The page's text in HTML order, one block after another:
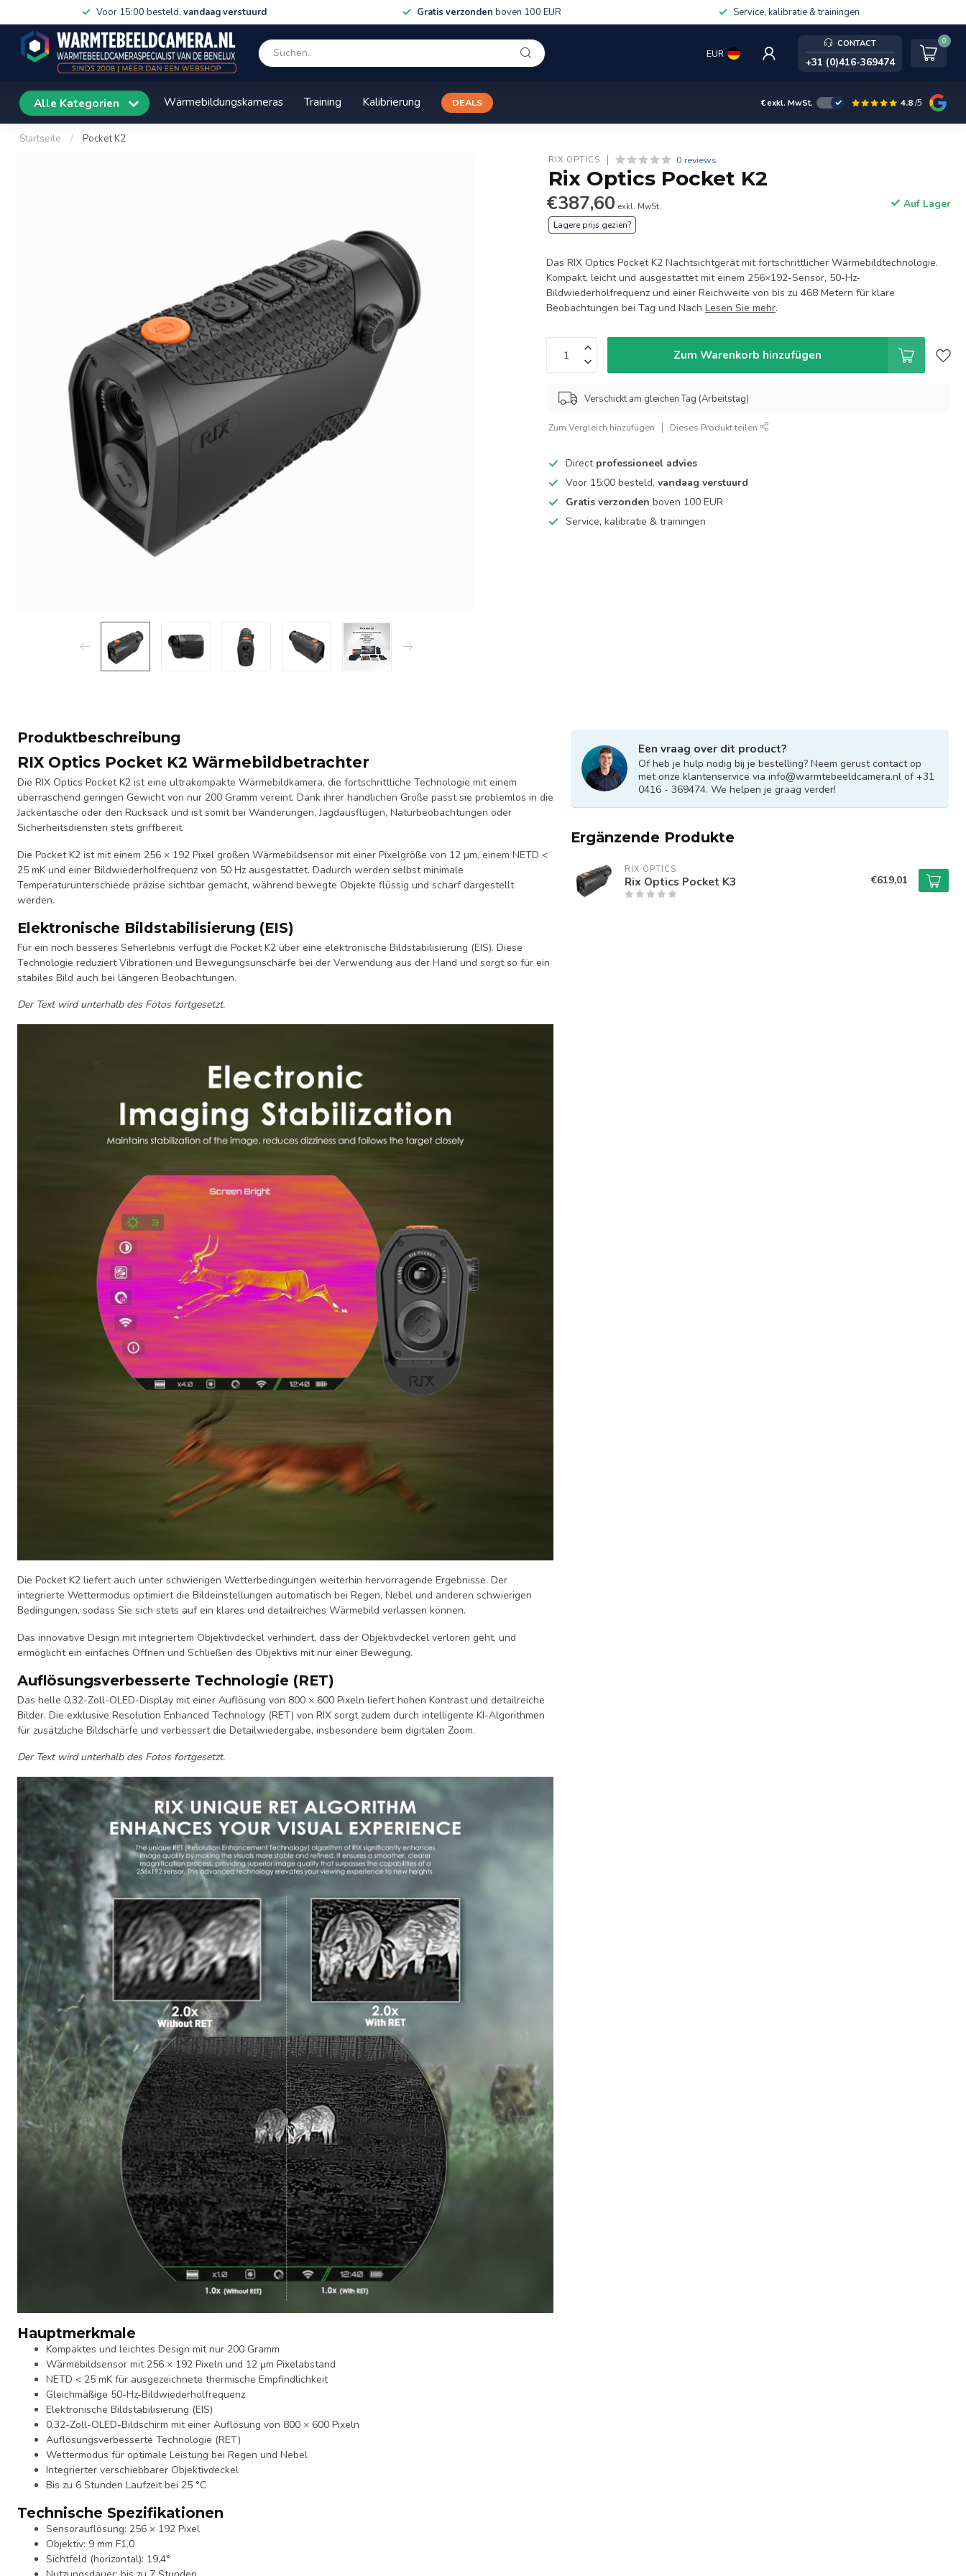
Voor 15:00 besteld, vandaag verstuurd Gratis verzonden boven 100 EUR Service, kalibratie & trainingen
EUR
CONTACT
+31 (0)416-369474
0
Alle Kategorien Wärmebildungskameras Training Kalibrierung DEALS €exkl. MwSt. 4.8/5
Startseite / Pocket K2
RIX OPTICS 0 reviews
Rix Optics Pocket K2
€387,60 exkl. MwSt. Auf Lager
Lagere prijs gezien?
Das RIX Optics Pocket K2 Nachtsichtgerät mit fortschrittlicher Wärmebildtechnologie.
Kompakt, leicht und ausgestattet mit einem 256×192-Sensor, 50-Hz-
Bildwiederholfrequenz und einer Reichweite von bis zu 468 Metern für klare
Beobachtungen bei Tag und NachLesen Sie mehr.
Zum Warenkorb hinzufügen
Verschickt am gleichen Tag (Arbeitstag)
Zum Vergleich hinzufügen Dieses Produkt teilen
Direct professioneel advies
Voor 15:00 besteld,vandaag verstuurd
Gratis verzonden boven 100 EUR
Service, kalibratie & trainingen
Produktbeschreibung
RIX Optics Pocket K2 Wärmebildbetrachter
Die RIX Optics Pocket K2 ist eine ultrakompakte Wärmebildkamera, die fortschrittliche Technologie mit einem
überraschend geringen Gewicht von nur 200 Gramm vereint. Dank ihrer handlichen Größe passt sie problemlos in die
Jackentasche oder den Rucksack und ist somit bei Wanderungen, Jagdausflügen, Naturbeobachtungen oder
Sicherheitsdiensten stets griffbereit.
Die Pocket K2 ist mit einem 256 × 192 Pixel großen Wärmebildsensor mit einer Pixelgröße von 12 μm, einem NETD <
25 mK und einer Bildwiederholfrequenz von 50 Hz ausgestattet. Dadurch werden selbst minimale
Temperaturunterschiede präzise sichtbar gemacht, während bewegte Objekte flüssig und scharf dargestellt
werden.
Elektronische Bildstabilisierung (EIS)
Für ein noch besseres Seherlebnis verfügt die Pocket K2 über eine elektronische Bildstabilisierung (EIS). Diese
Technologie reduziert Vibrationen und Bewegungsunschärfe bei der Verwendung aus der Hand und sorgt so für ein
stabiles Bild auch bei längeren Beobachtungen.
Der Text wird unterhalb des Fotos fortgesetzt.
Die Pocket K2 liefert auch unter schwierigen Wetterbedingungen weiterhin hervorragende Ergebnisse. Der
integrierte Wettermodus optimiert die Bildeinstellungen automatisch bei Regen, Nebel und anderen schwierigen
Bedingungen, sodass Sie sich stets auf ein klares und detailreiches Wärmebild verlassen können.
Das innovative Design mit integriertem Objektivdeckel verhindert, dass der Objektivdeckel verloren geht, und
ermöglicht ein einfaches Öffnen und Schließen des Objektivs mit nur einer Bewegung.
Auflösungsverbesserte Technologie (RET)
Das helle 0,32-Zoll-OLED-Display mit einer Auflösung von 800 × 600 Pixeln liefert hohen Kontrast und detailreiche
Bilder. Die exklusive Resolution Enhanced Technology (RET) von RIX sorgt zudem durch intelligente KI-Algorithmen
für zusätzliche Bildschärfe und verbessert die Detailwiedergabe, insbesondere beim digitalen Zoom.
Der Text wird unterhalb des Fotos fortgesetzt.
Hauptmerkmale
Kompaktes und leichtes Design mit nur 200 Gramm
Wärmebildsensor mit 256 × 192 Pixeln und 12 μm Pixelabstand
NETD < 25 mK für ausgezeichnete thermische Empfindlichkeit
Gleichmäßige 50-Hz-Bildwiederholfrequenz
Elektronische Bildstabilisierung (EIS)
0,32-Zoll-OLED-Bildschirm mit einer Auflösung von 800 × 600 Pixeln
Auflösungsverbesserte Technologie (RET)
Wettermodus für optimale Leistung bei Regen und Nebel
Integrierter verschiebbarer Objektivdeckel
Bis zu 6 Stunden Laufzeit bei 25 °C
Technische Spezifikationen
Sensorauflösung: 256 × 192 Pixel
Objektiv: 9 mm F1.0
Sichtfeld (horizontal): 19,4°
Een vraag over dit product?
Of heb je hulp nodig bij je bestelling? Neem gerust contact op
met onze klantenservice via info@warmtebeeldcamera.nl of +31
0416 - 369474. We helpen je graag verder!
Ergänzende Produkte
RIX OPTICS
Rix Optics Pocket K3 €619,01